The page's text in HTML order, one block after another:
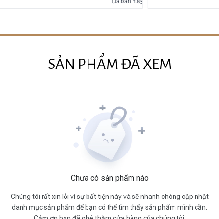
SẢN PHẨM ĐÃ XEM
Chưa có sản phẩm nào
Chúng tôi rất xin lỗi vì sự bất tiện này và sẽ nhanh chóng cập nhật
danh mục sản phẩm để bạn có thể tìm thấy sản phẩm mình cần.